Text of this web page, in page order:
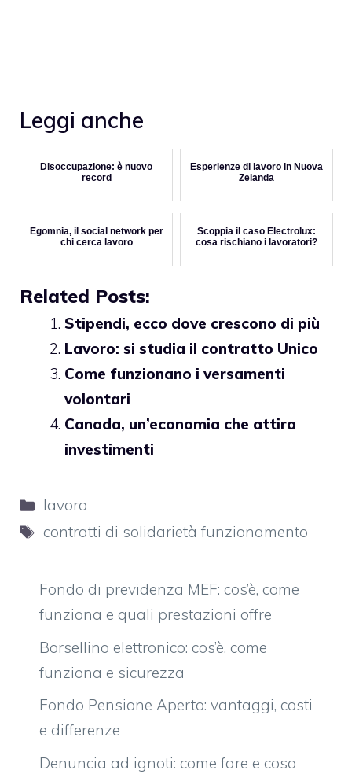
Leggi anche
Disoccupazione: è nuovo
record
Esperienze di lavoro in Nuova
Zelanda
Egomnia, il social network per
chi cerca lavoro
Scoppia il caso Electrolux:
cosa rischiano i lavoratori?
Related Posts:
Stipendi, ecco dove crescono di più
Lavoro: si studia il contratto Unico
Come funzionano i versamenti
volontari
Canada, un’economia che attira
investimenti
Categorie
lavoro
Tag
contratti di solidarietà funzionamento
Fondo di previdenza MEF: cos’è, come
funziona e quali prestazioni offre
Borsellino elettronico: cos’è, come
funziona e sicurezza
Fondo Pensione Aperto: vantaggi, costi
e differenze
Denuncia ad ignoti: come fare e cosa